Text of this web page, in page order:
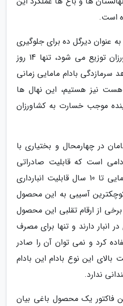
است.
عنوان دیرگل ده برای جلوگیری
از سرمازدگی در بین کشاورزان توزیع می شود، تنها 14 روز
سرمازدگی بادام مامایی زمانی
هست نیز هستیم، این نهال ها
موجب خسارت به کشاورزان
در چهارمحال و بختیاری با
است که قابلیت صادراتی
دارد، گفت: بادام اصیل مامایی تا 10 سال قابلیت انبارداری
آسیبی به این محصول
برخی از ارقام تقلبی این محصول
در انبار دارند و تنها برای مصرف
کرد و نمی توان آن را صادر
این نوع بادام این بادام
ندارد.
فاکتور یک محصول باغی بیان